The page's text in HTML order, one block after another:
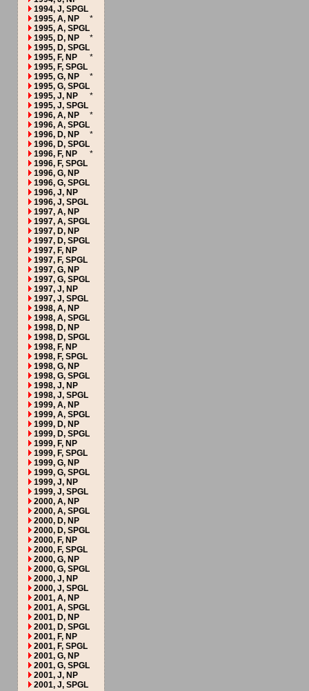
1994, J, SPGL
1995, A, NP
*
1995, A, SPGL
1995, D, NP
*
1995, D, SPGL
1995, F, NP
*
1995, F, SPGL
1995, G, NP
*
1995, G, SPGL
1995, J, NP
*
1995, J, SPGL
1996, A, NP
*
1996, A, SPGL
1996, D, NP
*
1996, D, SPGL
1996, F, NP
*
1996, F, SPGL
1996, G, NP
1996, G, SPGL
1996, J, NP
1996, J, SPGL
1997, A, NP
1997, A, SPGL
1997, D, NP
1997, D, SPGL
1997, F, NP
1997, F, SPGL
1997, G, NP
1997, G, SPGL
1997, J, NP
1997, J, SPGL
1998, A, NP
1998, A, SPGL
1998, D, NP
1998, D, SPGL
1998, F, NP
1998, F, SPGL
1998, G, NP
1998, G, SPGL
1998, J, NP
1998, J, SPGL
1999, A, NP
1999, A, SPGL
1999, D, NP
1999, D, SPGL
1999, F, NP
1999, F, SPGL
1999, G, NP
1999, G, SPGL
1999, J, NP
1999, J, SPGL
2000, A, NP
2000, A, SPGL
2000, D, NP
2000, D, SPGL
2000, F, NP
2000, F, SPGL
2000, G, NP
2000, G, SPGL
2000, J, NP
2000, J, SPGL
2001, A, NP
2001, A, SPGL
2001, D, NP
2001, D, SPGL
2001, F, NP
2001, F, SPGL
2001, G, NP
2001, G, SPGL
2001, J, NP
2001, J, SPGL